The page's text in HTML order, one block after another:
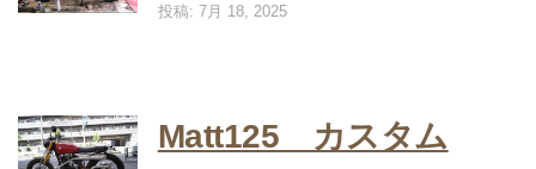
投稿: 7月 18, 2025
Matt125 カスタム